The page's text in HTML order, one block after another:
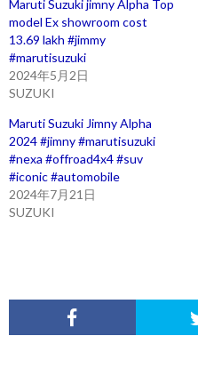
Maruti Suzuki jimny Alpha Top
model Ex showroom cost
13.69 lakh #jimmy
#marutisuzuki
2024年5月2日
SUZUKI
Maruti Suzuki Jimny Alpha
2024 #jimny #marutisuzuki
#nexa #offroad4x4 #suv
#iconic #automobile
2024年7月21日
SUZUKI